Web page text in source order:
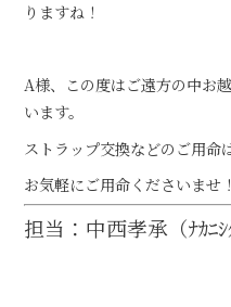
りますね！
A様、この度はご遠方の中お
います。
ストラップ交換などのご用命
お気軽にご用命くださいませ！
担当：中西孝承（ﾅｶﾆｼﾀ